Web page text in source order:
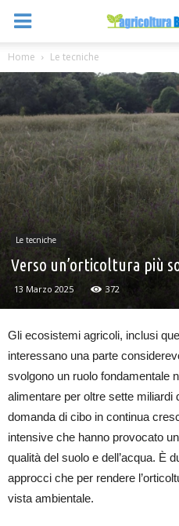
Home Le tecniche
Le tecniche
Verso un’orticoltura più
13 Marzo 2025 372
Gli ecosistemi agricoli, inclusi
interessano una parte
svolgono un ruolo fondamentale
alimentare per oltre sette miliardi
domanda di cibo in continua
intensive che hanno provocato
qualità del suolo e dell’acqua. È
approcci che per rendere
vista ambientale.